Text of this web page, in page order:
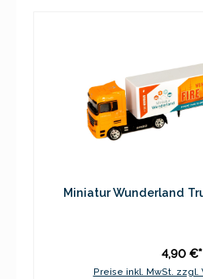
Miniatur Wunderland
4,90 €*
Preise inkl. MwSt. zzgl.